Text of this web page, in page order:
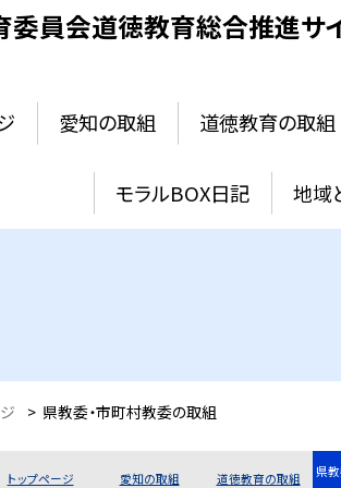
員会道徳教育総合推進サ
愛知の取組 道徳教育の取組
モラルBOX日記 地域
> 県教委・市町村教委の取組
トップページ 愛知の取組 道徳教育の取組
県